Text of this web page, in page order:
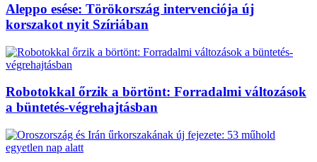
Aleppo esése: Törökország intervenciója új
korszakot nyit Szíriában
Robotokkal őrzik a börtönt: Forradalmi változások
a büntetés-végrehajtásban